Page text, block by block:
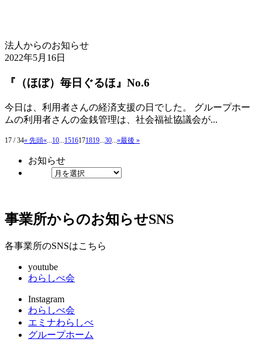
法人からのお知らせ
2022年5月16日
『（ほぼ）毎日ぐるほ』No.6
今日は、利用者さんの経済支援の日でした。 グループホー
ムの利用者さんの金銭管理は、社会福祉協議会が...
17 / 34« 先頭«...10...1516171819...30...»最後 »
お知らせ
事業所からのお知らせSNS
各事業所のSNSはこちら
youtube
わらしべ会
Instagram
わらしべ会
エミナわらしべ
グループホーム